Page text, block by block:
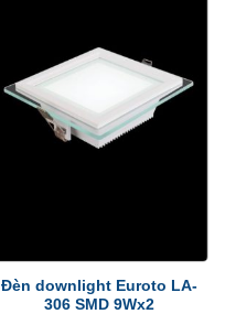
Đèn downlight Euroto LA-
306 SMD 9Wx2